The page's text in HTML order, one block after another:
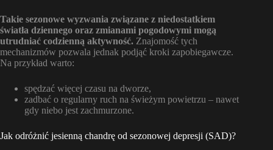
Takie sezonowe wyzwania związane z niedostatkiem
światła dziennego oraz zmianami pogodowymi mogą
utrudniać codzienną aktywność. Znajomość tych
mechanizmów pozwala jednak podjąć kroki zapobiegawcze.
Na przykład warto:
spędzać więcej czasu na dworze,
zadbać o regularny ruch na świeżym powietrzu – nawet
gdy niebo jest zachmurzone.
Jak odróżnić jesienną chandrę od sezonowej depresji (SAD)?